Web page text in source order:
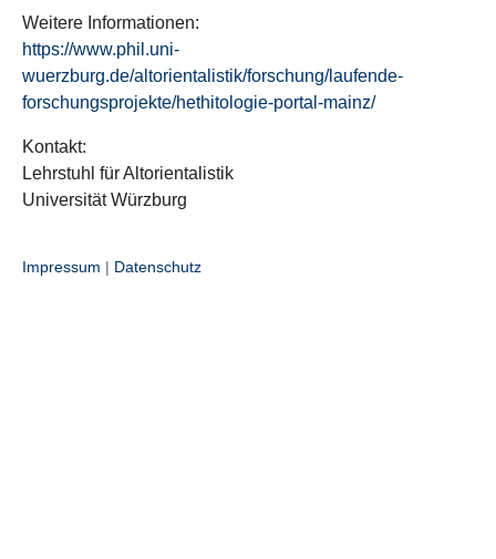
Weitere Informationen:
https://www.phil.uni-
wuerzburg.de/altorientalistik/forschung/laufende-
forschungsprojekte/hethitologie-portal-mainz/
Kontakt:
Lehrstuhl für Altorientalistik
Universität Würzburg
Impressum | Datenschutz